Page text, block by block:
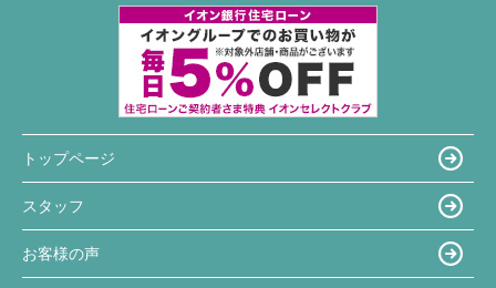
トップページ
スタッフ
お客様の声